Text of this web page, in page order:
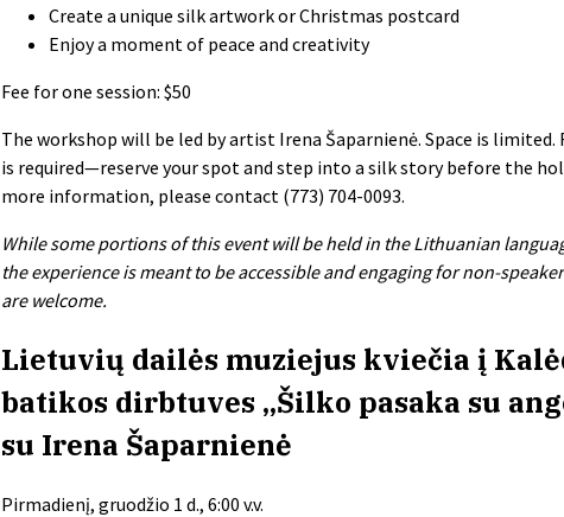
Create a unique silk artwork or Christmas postcard
Enjoy a moment of peace and creativity
Fee for one session: $50
The workshop will be led by artist Irena Šaparnienė. Space is
is required—reserve your spot and step into a silk story before the
more information, please contact (773) 704-0093.
While some portions of this event will be held in the Lithuanian
the experience is meant to be accessible and engaging for non-
are welcome.
Lietuvių dailės muziejus kviečia į
batikos dirbtuves „Šilko pasaka su
su Irena Šaparnienė
Pirmadienį, gruodžio 1 d., 6:00 v.v.